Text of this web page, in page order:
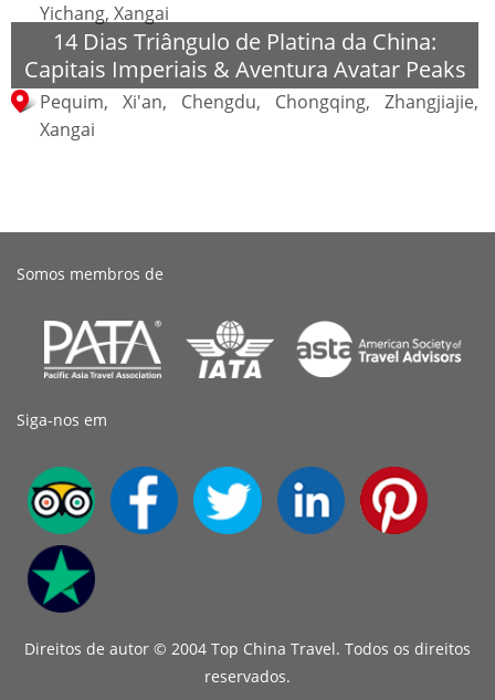
Yichang, Xangai
14 Dias Triângulo de Platina da China:
Capitais Imperiais & Aventura Avatar Peaks
Pequim, Xi'an, Chengdu, Chongqing, Zhangjiajie,
Xangai
Somos membros de
Siga-nos em
Direitos de autor © 2004 Top China Travel. Todos os direitos
reservados.